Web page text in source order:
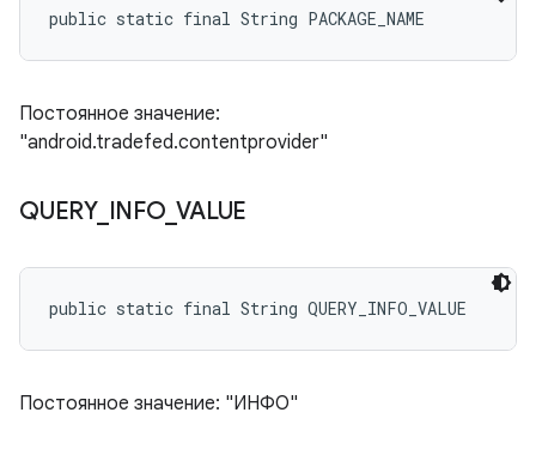
public static final String PACKAGE_NAME
Постоянное значение:
"android.tradefed.contentprovider"
QUERY_ INFO_VALUE
public static final String QUERY_INFO_VALUE
Постоянное значение: "ИНФО"